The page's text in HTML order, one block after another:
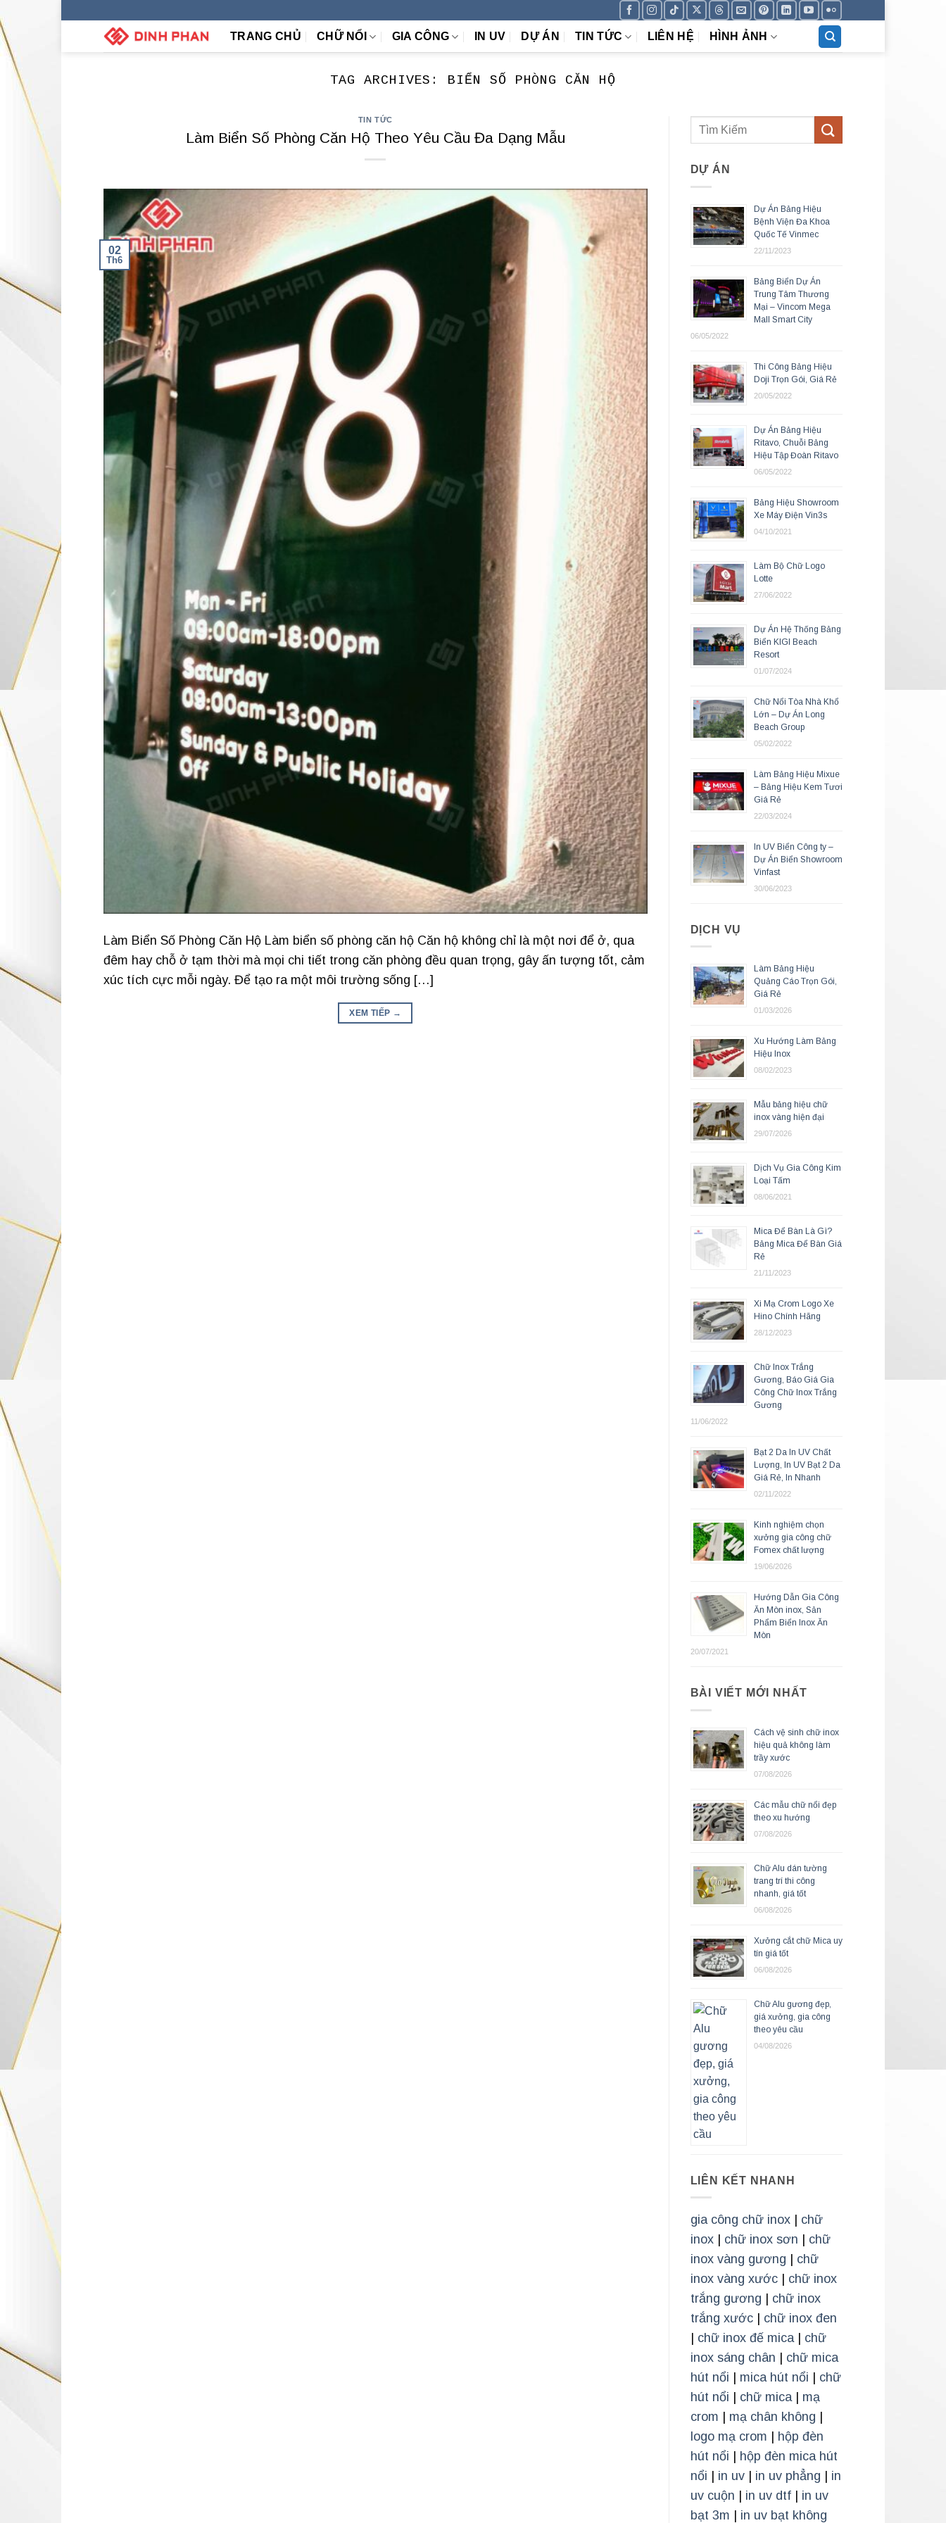
TRANG CHỦ CHỮ NỔI GIA CÔNG IN UV DỰ ÁN TIN TỨC LIÊN HỆ HÌNH ẢNH
TAG ARCHIVES: BIỂN SỐ PHÒNG CĂN HỘ
TIN TỨC
Làm Biển Số Phòng Căn Hộ Theo Yêu Cầu Đa Dạng Mẫu
02
Th6
Làm Biển Số Phòng Căn Hộ Làm biển số phòng căn hộ Căn hộ không chỉ là một nơi để ở, qua
đêm hay chỗ ở tạm thời mà mọi chi tiết trong căn phòng đều quan trọng, gây ấn tượng tốt, cảm
xúc tích cực mỗi ngày. Để tạo ra một môi trường sống […]
XEM TIẾP →
DỰ ÁN
Dự Án Bảng Hiệu
Bệnh Viện Đa Khoa
Quốc Tế Vinmec
22/11/2023
Bảng Biển Dự Án
Trung Tâm Thương
Mại – Vincom Mega
Mall Smart City
06/05/2022
Thi Công Bảng Hiệu
Doji Trọn Gói, Giá Rẻ
20/05/2022
Dự Án Bảng Hiệu
Ritavo, Chuỗi Bảng
Hiệu Tập Đoàn Ritavo
06/05/2022
Bảng Hiệu Showroom
Xe Máy Điện Vin3s
04/10/2021
Làm Bộ Chữ Logo
Lotte
27/06/2022
Dự Án Hệ Thống Bảng
Biển KIGI Beach
Resort
01/07/2024
Chữ Nổi Tòa Nhà Khổ
Lớn – Dự Án Long
Beach Group
05/02/2022
Làm Bảng Hiệu Mixue
– Bảng Hiệu Kem Tươi
Giá Rẻ
22/03/2024
In UV Biển Công ty –
Dự Án Biển Showroom
Vinfast
30/06/2023
DỊCH VỤ
Làm Bảng Hiệu
Quảng Cáo Trọn Gói,
Giá Rẻ
01/03/2026
Xu Hướng Làm Bảng
Hiệu Inox
08/02/2023
Mẫu bảng hiệu chữ
inox vàng hiện đại
29/07/2026
Dịch Vụ Gia Công Kim
Loại Tấm
08/06/2021
Mica Để Bàn Là Gì?
Bảng Mica Để Bàn Giá
Rẻ
21/11/2023
Xi Mạ Crom Logo Xe
Hino Chính Hãng
28/12/2023
Chữ Inox Trắng
Gương, Báo Giá Gia
Công Chữ Inox Trắng
Gương
11/06/2022
Bạt 2 Da In UV Chất
Lượng, In UV Bạt 2 Da
Giá Rẻ, In Nhanh
02/11/2022
Kinh nghiệm chọn
xưởng gia công chữ
Fomex chất lượng
19/06/2026
Hướng Dẫn Gia Công
Ăn Mòn inox, Sản
Phẩm Biển Inox Ăn
Mòn
20/07/2021
BÀI VIẾT MỚI NHẤT
Cách vệ sinh chữ inox
hiệu quả không làm
trầy xước
07/08/2026
Các mẫu chữ nổi đẹp
theo xu hướng
07/08/2026
Chữ Alu dán tường
trang trí thi công
nhanh, giá tốt
06/08/2026
Xưởng cắt chữ Mica uy
tín giá tốt
06/08/2026
Chữ Alu gương đẹp,
giá xưởng, gia công
theo yêu cầu
04/08/2026
LIÊN KẾT NHANH
gia công chữ inox| chữ
inox| chữ inox sơn
chữ
inox vàng gương
chữ
inox vàng xước| chữ inox
trắng gương
chữ inox
trắng xước| chữ inox đen
chữ inox đế mica| chữ
inox sáng chân
chữ mica
hút nổi
mica hút nổi
chữ
hút nổi
chữ mica| mạ
crom
mạ chân không
logo mạ crom
hộp đèn
hút nổi
hộp đèn mica hút
nổi
in uv| in uv phẳng
in
uv cuộn
in uv dtf| in uv
bạt 3m
in uv bạt không